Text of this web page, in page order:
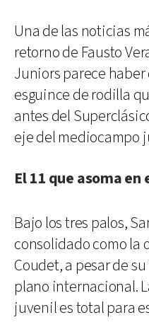
Una de las noticias
retorno de Fausto
Juniors parece
esguince de rodilla
antes del
eje del mediocampo
El 11 que asoma
Bajo los tres palos,
consolidado como la
Coudet, a pesar de
plano internacional.
juvenil es total para